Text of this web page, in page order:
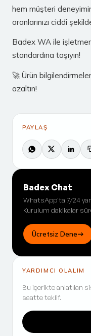
hem müşteri
oranlarınızı ciddi
Badex WA ile
standardına taşıyın!
🚀 Ürün
azaltın!
PAYLAŞ
Badex Chat
WhatsApp'ta 7/24
Kurulum dakikalar
Ücretsiz Dene
YARDIMCI OLALIM
Bu içerikte anlatılan
saatte teklif.